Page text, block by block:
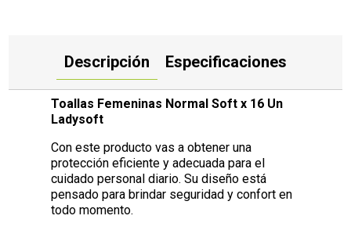
Descripción Especificaciones
Toallas Femeninas Normal Soft x 16 Un
Ladysoft
Con este producto vas a obtener una
protección eficiente y adecuada para el
cuidado personal diario. Su diseño está
pensado para brindar seguridad y confort en
todo momento.